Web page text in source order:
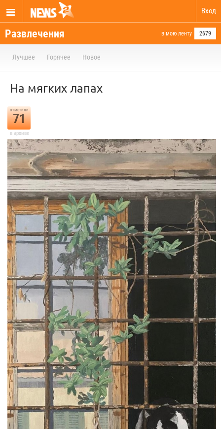
Вход
Развлечения в мою ленту 2679
Лучшее Горячее Новое
На мягких лапах
отметили
71
в архиве